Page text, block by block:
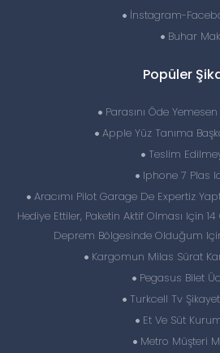
İnstagram-
Buhar
Popüler
Parasını Öde
Apple Yüz Tanıma
Teslim
Iphone 7 Plas
Aracımı Pilot Garage De Expertiz
Hediye Ettiler, Paketin Aktif Olması Için
Deprem Bölgesinde Olduğum
Kargomun Milas Sürat
Pegasus Bilet
Turkcell Tv
Et Ve Süt
Metro Müşteri